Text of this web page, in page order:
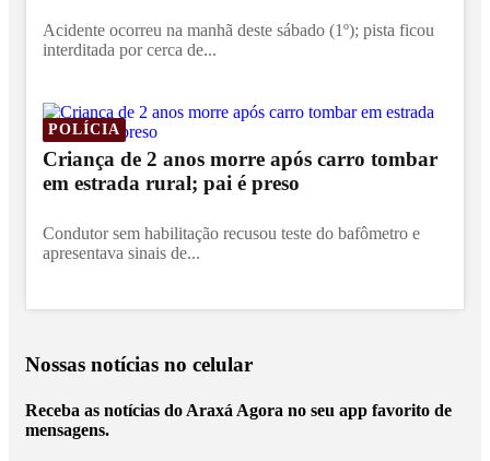
Acidente ocorreu na manhã deste sábado (1º); pista ficou
interditada por cerca de...
POLÍCIA
Criança de 2 anos morre após carro tombar
em estrada rural; pai é preso
Condutor sem habilitação recusou teste do bafômetro e
apresentava sinais de...
Nossas notícias no celular
Receba as notícias do Araxá Agora no seu app favorito de
mensagens.